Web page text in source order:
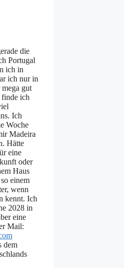
die
Portugal
ich in
ich nur in
gut
finde ich
Ich
Woche
Madeira
Hätte
eine
oder
Haus
einem
wenn
kennt. Ich
2028 in
eine
Mail:
dem